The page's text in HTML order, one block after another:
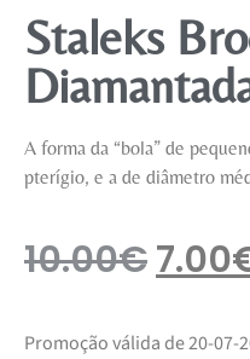
Staleks
A forma da “bola” de
pterígio, e a de diâmetro
10.00€7.00
Promoção válida de 20-07-